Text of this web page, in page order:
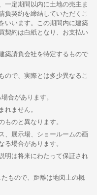
一定期間以内に土地の売主ま
負契約を締結していただくこ
いいます。この期間内に建築
契約は白紙となり、お支払い
築請負会社を特定するもので
ので、実際とは多少異なるこ
合があります。
れません。
ものと異なります。
、展示場、ショールームの画
る場合があります。
明は将来にわたって保証され
もので、距離は地図上の概